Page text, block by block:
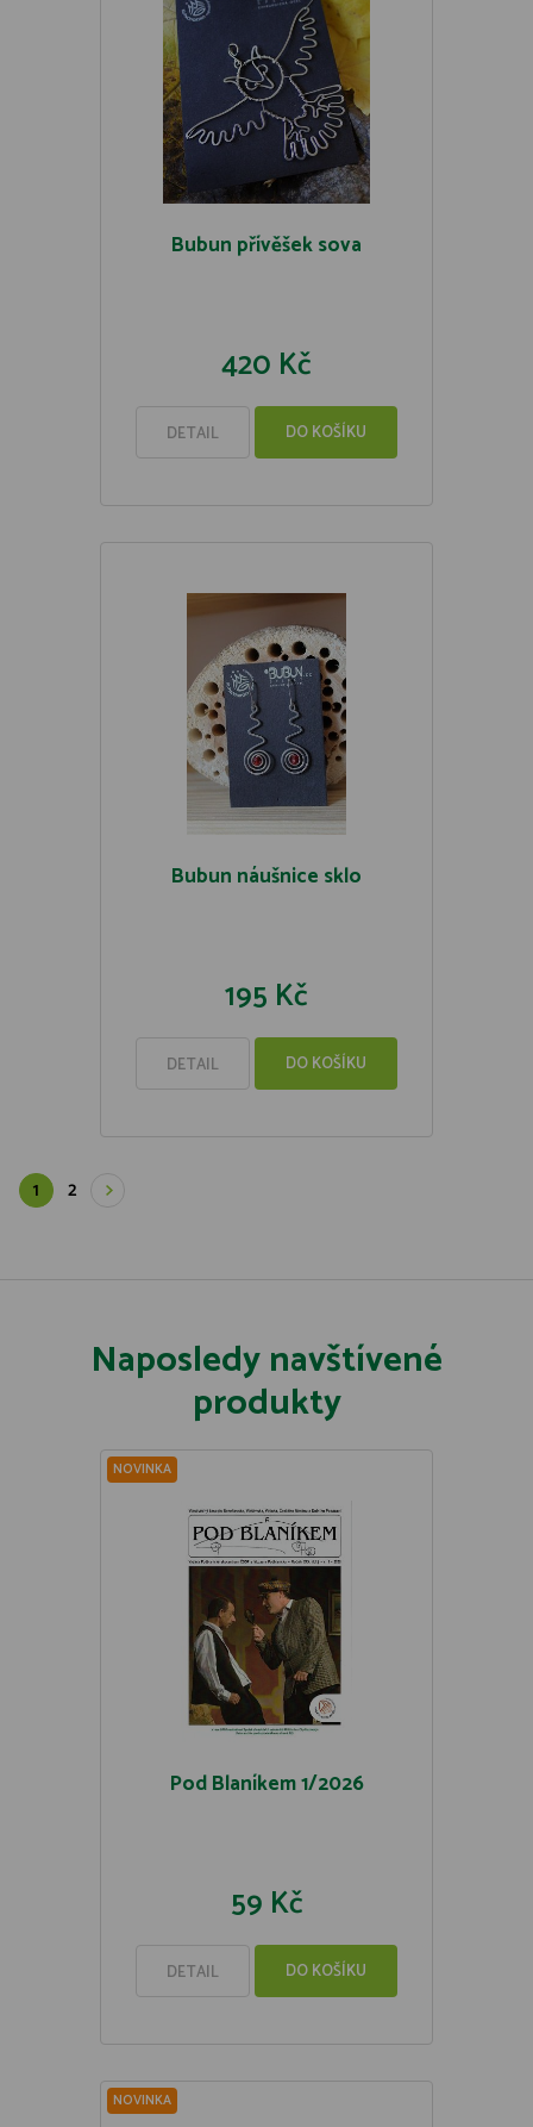
Bubun přívěšek sova
420 Kč
DETAIL DO KOŠÍKU
Bubun náušnice sklo
195 Kč
DETAIL DO KOŠÍKU
1 2
Naposledy navštívené
produkty
NOVINKA
Pod Blaníkem 1/2026
59 Kč
DETAIL DO KOŠÍKU
NOVINKA